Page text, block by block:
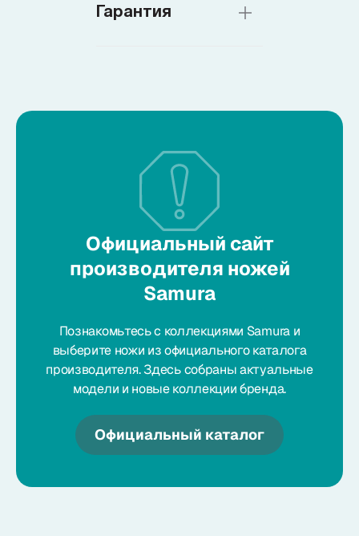
Гарантия
Официальный сайт
производителя ножей
Samura
Познакомьтесь с коллекциями Samura и
выберите ножи из официального каталога
производителя. Здесь собраны актуальные
модели и новые коллекции бренда.
Официальный каталог